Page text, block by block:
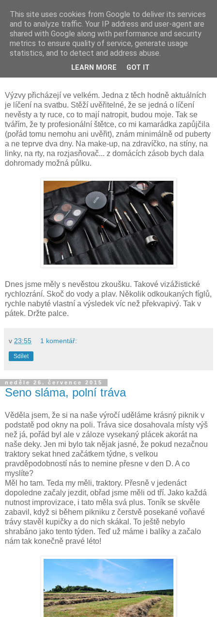
Na chvilku vizážistkou
Výzvy přicházejí ve velkém. Jedna z těch hodně aktuálních
je líčení na svatbu. Stěží uvěřitelné, že se jedná o líčení
nevěsty a ty ruce, co to mají natropit, budou moje. Tak se
tvářím, že ty profesionální štětce, co mi kamarádka zapůjčila
(pořád tomu nemohu ani uvěřit), znám minimálně od puberty
a ne teprve dva dny. Na make-up, na zdravíčko, na stíny, na
linky, na rty, na rozjasňovač... z domácích zásob bych dala
dohromady možná půlku.
Dnes jsme měly s nevěstou zkoušku. Takové vizážistické
rychlozrání. Skoč do vody a plav. Několik odkoukaných fíglů,
rychle nabyté vlastní a výsledek víc než překvapivý. Tak v
pátek. Držte palce.
v 23:55 1 komentář:
Sdílet
neděle 26. července 2015
Seno sláma, polní tráva
Věděla jsem, že si na naše výročí uděláme krásný piknik v
podstatě pod okny na poli. Tráva sice dosahovala místy výš
než já, pořád byl ale v záloze vysekaný plácek akorát na
naše deky. Jen mi bylo tak nějak jasné, že pokud nezačnou
traktory sekat hned začátkem týdne, s velkou
pravděpodobností nás to nemine přesne v den D. A co
myslíte?
Měl ho tam. Teda my měli, traktory. Přesně v jedenáct
dopoledne začaly jezdit, obřad jsme měli od tří. Jako každá
nutnost improvizace, i tato měla svá plus. Toník se skvěle
zabavil, když si během pikniku z čerstvě posekané voňavé
trávy stavěl kupičky a do nich skákal. To ještě nebylo
shrabáno jako tento týden. Teď už máme i balíky a začalo
nám tak konečně pravé léto!
This site uses cookies from Google to deliver its services
and to analyze traffic. Your IP address and user-agent are
shared with Google along with performance and security
metrics to ensure quality of service, generate usage
statistics, and to detect and address abuse.
LEARN MORE GOT IT